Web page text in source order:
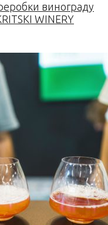
винограду
WINERY